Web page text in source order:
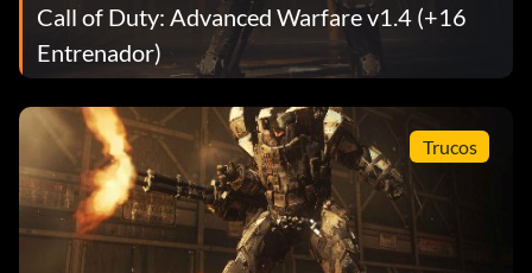
Call of Duty: Advanced Warfare v1.4 (+16
Entrenador)
Trucos